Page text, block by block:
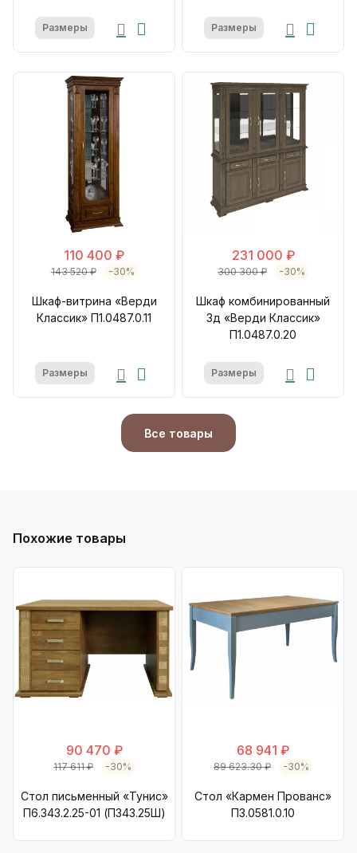
Размеры Размеры
110 400 ₽
143 520 ₽ -30%
Шкаф-витрина «Верди
Классик» П1.0487.0.11
Размеры
231 000 ₽
300 300 ₽ -30%
Шкаф комбинированный
3д «Верди Классик»
П1.0487.0.20
Размеры
Все товары
Похожие товары
90 470 ₽
117 611 ₽ -30%
Стол письменный «Тунис»
П6.343.2.25-01 (П343.25Ш)
68 941 ₽
89 623.30 ₽ -30%
Стол «Кармен Прованс»
П3.0581.0.10